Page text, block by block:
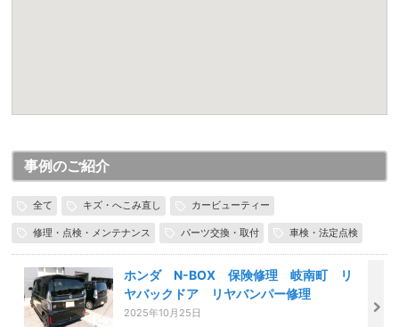
事例のご紹介
全て キズ・へこみ直し カービューティー
修理・点検・メンテナンス パーツ交換・取付 車検・法定点検
ホンダ N-BOX 保険修理 岐南町 リ
ヤバックドア リヤバンパー修理
2025年10月25日